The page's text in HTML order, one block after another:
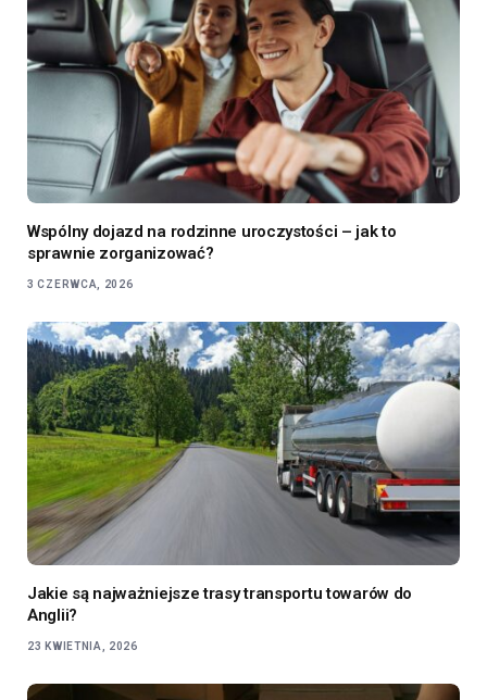
Wspólny dojazd na rodzinne uroczystości – jak to
sprawnie zorganizować?
3 CZERWCA, 2026
Jakie są najważniejsze trasy transportu towarów do
Anglii?
23 KWIETNIA, 2026